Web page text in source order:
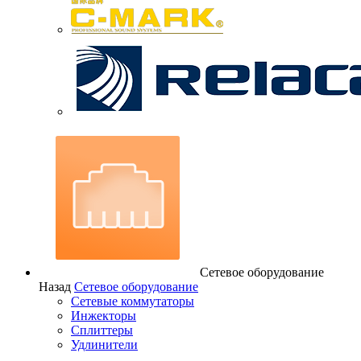
Сетевое оборудование
Назад Сетевое оборудование
Сетевые коммутаторы
Инжекторы
Сплиттеры
Удлинители